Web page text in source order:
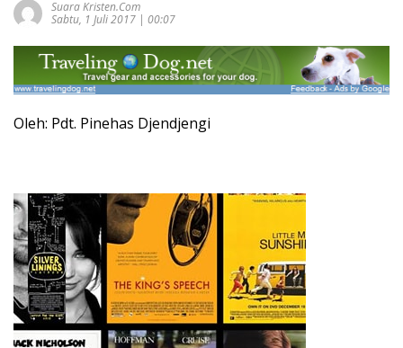
Suara Kristen.com
Sabtu, 1 Juli 2017 | 00:07
Oleh: Pdt. Pinehas Djendjengi